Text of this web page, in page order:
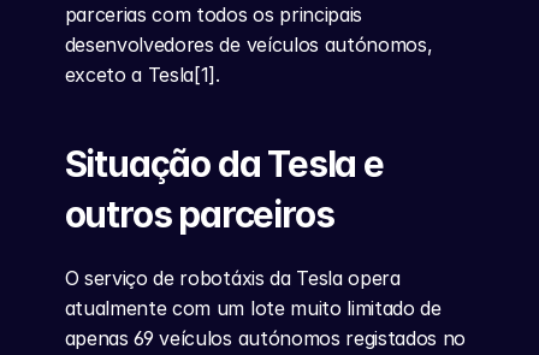
parcerias com todos os principais
desenvolvedores de veículos autónomos,
exceto a Tesla[1].
Situação da Tesla e
outros parceiros
O serviço de robotáxis da Tesla opera
atualmente com um lote muito limitado de
apenas 69 veículos autónomos registados no